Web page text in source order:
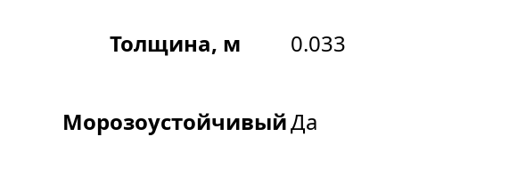
Толщина, м 0.033
МорозоустойчивыйДа